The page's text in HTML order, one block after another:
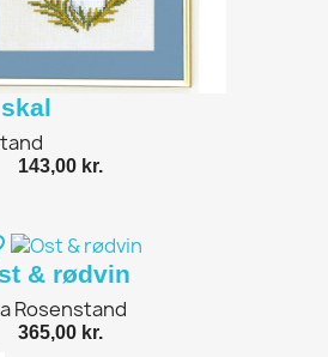
143,00 kr.
& rødvin
Rosenstand
365,00 kr.